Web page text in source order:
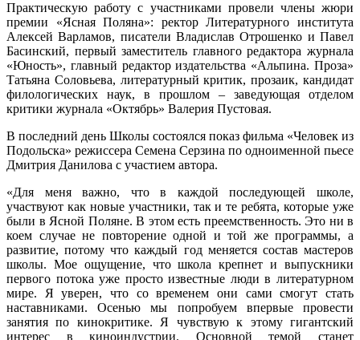
Практическую работу с участниками провели члены жюри
премии «Ясная Поляна»: ректор Литературного института
Алексей Варламов, писатели Владислав Отрошенко и Павел
Басинский, первый заместитель главного редактора журнала
«Юность», главный редактор издательства «Альпина. Проза»
Татьяна Соловьева, литературный критик, прозаик, кандидат
филологических наук, в прошлом – заведующая отделом
критики журнала «Октябрь» Валерия Пустовая.
В последний день Школы состоялся показ фильма «Человек из
Подольска» режиссера Семена Серзина по одноименной пьесе
Дмитрия Данилова с участием автора.
«Для меня важно, что в каждой последующей школе,
участвуют как новые участники, так и те ребята, которые уже
были в Ясной Поляне. В этом есть преемственность. Это ни в
коем случае не повторение одной и той же программы, а
развитие, потому что каждый год меняется состав мастеров
школы. Мое ощущение, что школа крепнет и выпускники
первого потока уже просто известные люди в литературном
мире. Я уверен, что со временем они сами смогут стать
наставниками. Осенью мы попробуем впервые провести
занятия по кинокритике. Я чувствую к этому гигантский
интерес в киноиндустрии. Основной темой станет